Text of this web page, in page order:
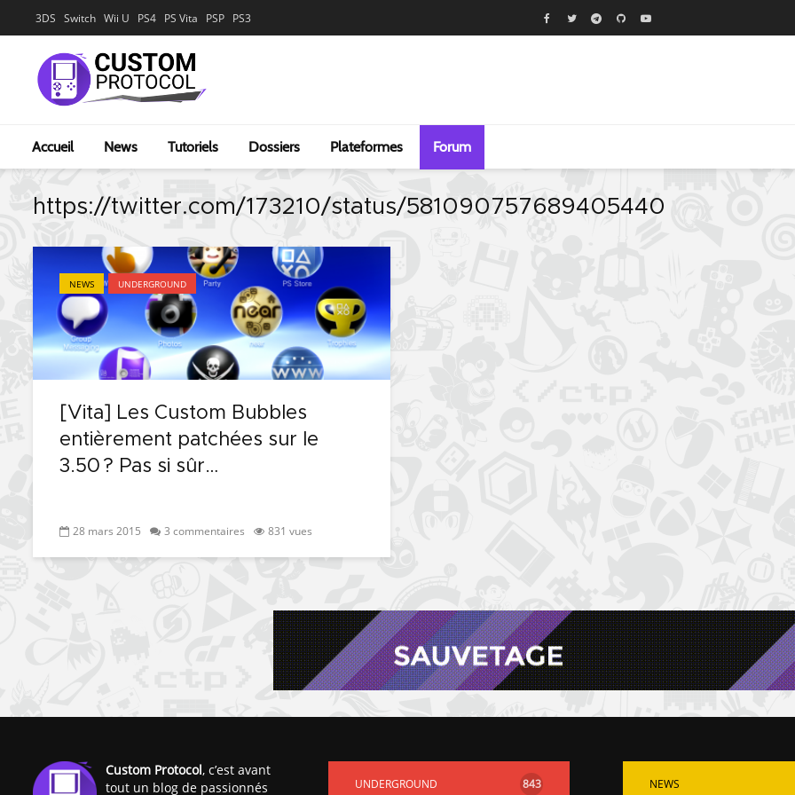
3DS Switch Wii U PS4 PS Vita PSP PS3
Accueil News Tutoriels Dossiers Plateformes Forum
https://twitter.com/173210/status/581090757689405440
NEWS UNDERGROUND
[Vita] Les Custom Bubbles
entièrement patchées sur le
3.50 ? Pas si sûr…
28 mars 2015 3 commentaires 831 vues
Custom Protocol, c’est avant
tout un blog de passionnés
UNDERGROUND 843 NEWS